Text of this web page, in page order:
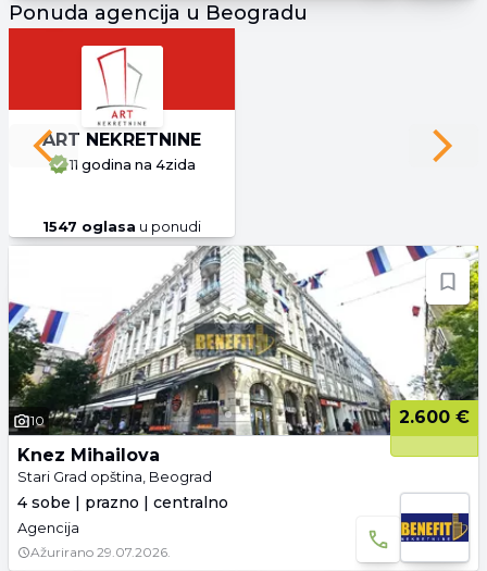
Ponuda agencija u Beogradu
ART NEKRETNINE
11 godina na 4zida
1547 oglasa u ponudi
Previous slide Next
10
2.600 €
Knez Mihailova
Stari Grad opština, Beograd
4 sobe | prazno | centralno
Agencija
Ažurirano 29.07.2026.